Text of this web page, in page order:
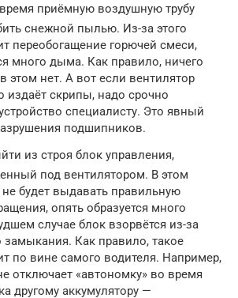
приёмную воздушную трубу
снежной пылью. Из-за этого
переобогащение горючей смеси,
много дыма. Как правило, ничего
этом нет. А вот если вентилятор
издаёт скрипы, надо срочно
специалисту. Это явный
подшипников.
из строя блок управления,
под вентилятором. В этом
не будет выдавать правильную
опять образуется много
случае блок взорвётся из-за
замыкания. Как правило, такое
по вине самого водителя. Например,
отключает «автономку» во время
другому аккумулятору —